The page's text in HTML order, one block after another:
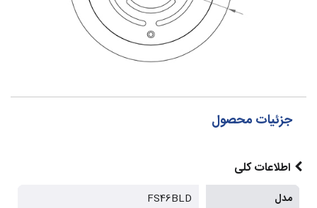
جزئیات محصول
اطلاعات کلی
مدل FS46BLD